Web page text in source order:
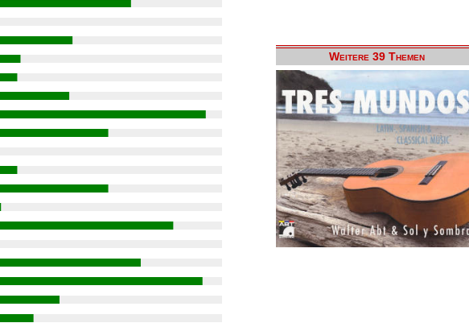
Weitere 39 Themen